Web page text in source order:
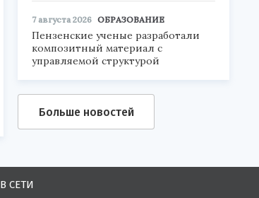
7 августа 2026 ОБРАЗОВАНИЕ
Пензенские ученые разработали
композитный материал с
управляемой структурой
Больше новостей
В СЕТИ